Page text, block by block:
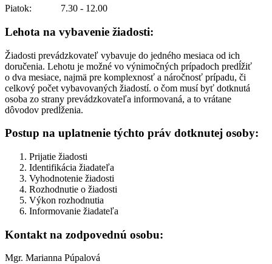
Piatok: 7.30 - 12.00
Lehota na vybavenie žiadosti:
Žiadosti prevádzkovateľ vybavuje do jedného mesiaca od ich
doručenia. Lehotu je možné vo výnimočných prípadoch predĺžiť
o dva mesiace, najmä pre komplexnosť a náročnosť prípadu, či
celkový počet vybavovaných žiadostí. o čom musí byť dotknutá
osoba zo strany prevádzkovateľa informovaná, a to vrátane
dôvodov predĺženia.
Postup na uplatnenie týchto práv dotknutej osoby:
Prijatie žiadosti
Identifikácia žiadateľa
Vyhodnotenie žiadosti
Rozhodnutie o žiadosti
Výkon rozhodnutia
Informovanie žiadateľa
Kontakt na zodpovednú osobu:
Mgr. Marianna Púpalová